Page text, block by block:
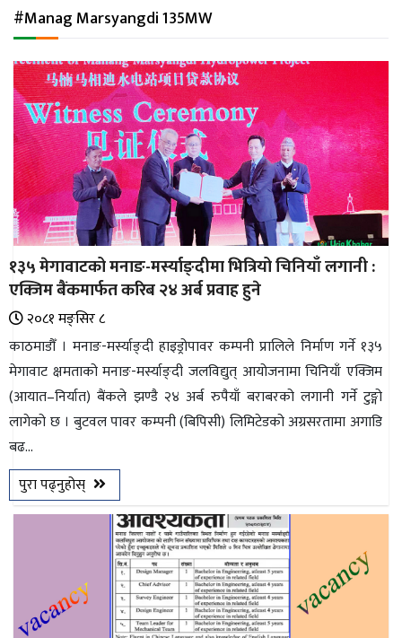
जलवायु
ऊर्जा
दक्षता
उहिलेकाे
खबर
हरित
हाइड्रोजन
इभी
सम्पादकीय
बैंक
पर्यटन
भिडियो
छापा
खोज
विशेष
#Manag Marsyangdi 135MW
१३५ मेगावाटको मनाङ-मर्स्याङ्दीमा भित्रियो चिनियाँ लगानी :
एक्जिम बैंकमार्फत करिब २४ अर्ब प्रवाह हुने
२०८१ मङ्सिर ८
काठमाडौँ । मनाङ-मर्स्याङ्दी हाइड्रोपावर कम्पनी प्रालिले निर्माण गर्ने १३५
मेगावाट क्षमताको मनाङ-मर्स्याङ्दी जलविद्युत् आयोजनामा चिनियाँ एक्जिम
(आयात–निर्यात) बैंकले झण्डै २४ अर्ब रुपैयाँ बराबरको लगानी गर्ने टुङ्गो
लागेको छ । बुटवल पावर कम्पनी (बिपिसी) लिमिटेडको अग्रसरतामा अगाडि
बढ...
पुरा पढ्नुहोस्